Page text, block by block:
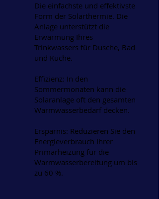
Die einfachste und effektivste
Form der Solarthermie. Die
Anlage unterstützt die
Erwärmung Ihres
Trinkwassers für Dusche, Bad
und Küche.
Effizienz: In den
Sommermonaten kann die
Solaranlage oft den gesamten
Warmwasserbedarf decken.
Ersparnis: Reduzieren Sie den
Energieverbrauch Ihrer
Primärheizung für die
Warmwasserbereitung um bis
zu 60 %.